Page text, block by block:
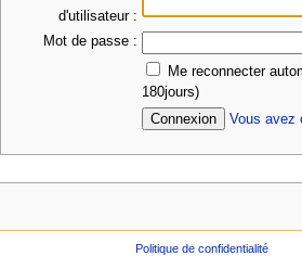
d'utilisateur :
Mot de passe :
Me reconnecter
180jours)
Vous avez
Politique de confidentialité